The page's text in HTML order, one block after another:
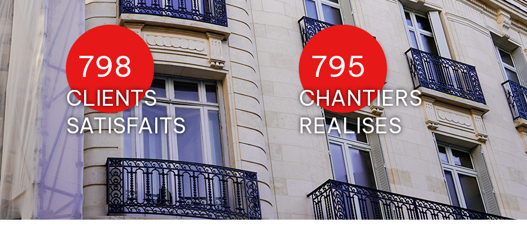
1161
CLIENTS
SATISFAITS
1155
CHANTIERS
REALISES